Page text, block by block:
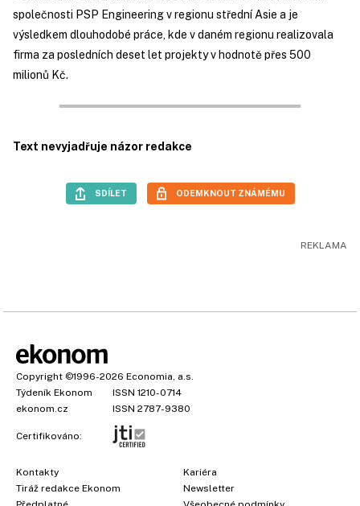
společnosti PSP Engineering v regionu střední Asie a je
výsledkem dlouhodobé práce, kde v daném regionu realizovala
firma za posledních deset let projekty v hodnotě přes 500
milionů Kč.
Text nevyjadřuje názor redakce
SDÍLET ODEMKNOUT ZNÁMÉMU
Copyright ©1996-2026 Economia, a.s.
Týdeník Ekonom
ISSN 1210-0714
ekonom.cz
ISSN 2787-9380
Certifikováno:
Kontakty
Tiráž redakce Ekonom
Kariéra
Newsletter